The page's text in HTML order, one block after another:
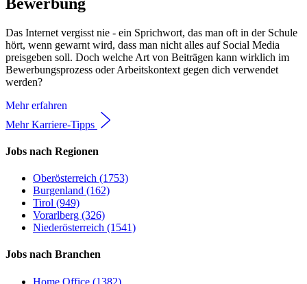
Das Internet vergisst nie - ein Sprichwort, das man oft in der Schule
hört, wenn gewarnt wird, dass man nicht alles auf Social Media
preisgeben soll. Doch welche Art von Beiträgen kann wirklich im
Bewerbungsprozess oder Arbeitskontext gegen dich verwendet
werden?
Mehr erfahren
Mehr Karriere-Tipps
Jobs nach Regionen
Oberösterreich (1753)
Burgenland (162)
Tirol (949)
Vorarlberg (326)
Niederösterreich (1541)
Jobs nach Branchen
Home Office (1382)